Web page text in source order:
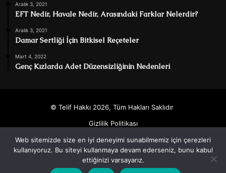
Aralık 3, 2021
EFT Nedir, Havale Nedir, Arasındaki Farklar Nelerdir?
Aralık 3, 2021
Damar Sertliği İçin Bitkisel Reçeteler
Mart 4, 2022
Genç Kızlarda Adet Düzensizliğinin Nedenleri
© Telif Hakkı 2026, Tüm Hakları Saklıdır
Gizlilik Politikası
Facebook
TwitterYouTubeInstagram
Web sitemizde size en iyi deneyimi sunabilmemiz için çerezleri
kullanıyoruz. Bu siteyi kullanmaya devam ederseniz, bunu kabul
ettiğinizi varsayarız.